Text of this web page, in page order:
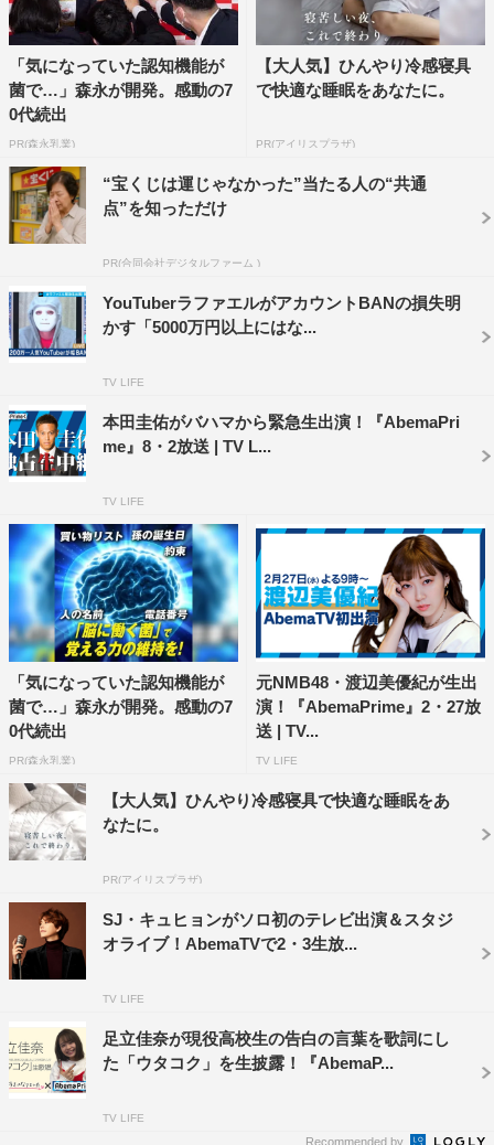
放送チャンネル：AbemaNewsチャンネル
放送URL：https://abema.tv/channels/abema-
news/slots/BznqozZvqYvssm
番組URL： http://news-prime.abema.tv/
©AbemaTV
AbemaTV
「気になっていた認知機能が
菌で…」森永が開発。感動の7
0代続出
PR(森永乳業)
【大人気】ひんやり冷感寝具
で快適な睡眠をあなたに。
PR(アイリスプラザ)
“宝くじは運じゃなかった”当たる人の“共通
点”を知っただけ
PR(合同会社デジタルファーム )
YouTuberラファエルがアカウントBANの損失明
かす「5000万円以上にはな...
TV LIFE
本田圭佑がバハマから緊急生出演！『AbemaPri
me』8・2放送 | TV L...
TV LIFE
「気になっていた認知機能が
菌で…」森永が開発。感動の7
0代続出
PR(森永乳業)
元NMB48・渡辺美優紀が生出
演！『AbemaPrime』2・27放
送 | TV...
TV LIFE
【大人気】ひんやり冷感寝具で快適な睡眠をあ
なたに。
PR(アイリスプラザ)
SJ・キュヒョンがソロ初のテレビ出演＆スタジ
オライブ！AbemaTVで2・3生放...
TV LIFE
足立佳奈が現役高校生の告白の言葉を歌詞にし
た「ウタコク」を生披露！『AbemaP...
TV LIFE
Recommended by